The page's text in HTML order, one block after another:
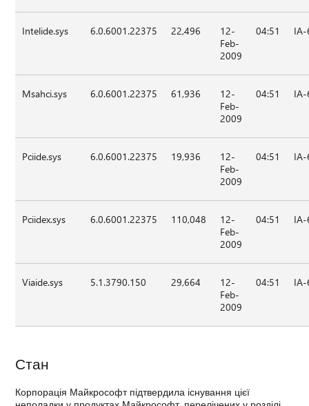
Intelide.sys 6.0.6001.22375 22,496
12-
Feb-
2009
04:51
Msahci.sys 6.0.6001.22375 61,936
12-
Feb-
2009
04:51
Pciide.sys 6.0.6001.22375 19,936
12-
Feb-
2009
04:51
Pciidex.sys 6.0.6001.22375 110,048
12-
Feb-
2009
04:51
Viaide.sys 5.1.3790.150 29,664
12-
Feb-
2009
04:51
Стан
Корпорація Майкрософт підтвердила існування цієї